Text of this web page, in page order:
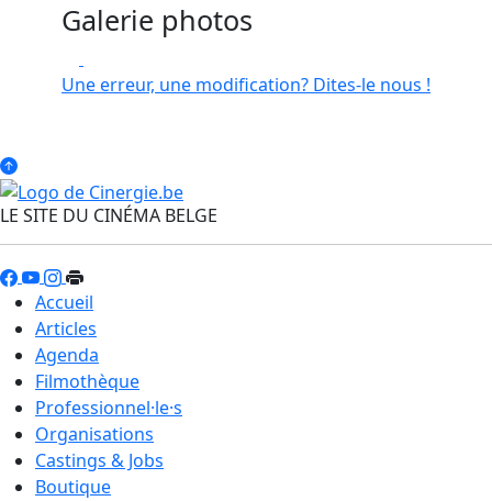
Galerie photos
Une erreur, une modification? Dites-le nous !
LE SITE DU CINÉMA BELGE
Accueil
Articles
Agenda
Filmothèque
Professionnel·le·s
Organisations
Castings & Jobs
Boutique